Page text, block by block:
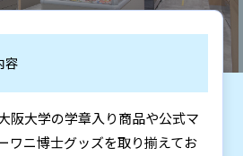
容
阪大学の学章入り商品や公式マ
ワニ博士グッズを取り揃えてお